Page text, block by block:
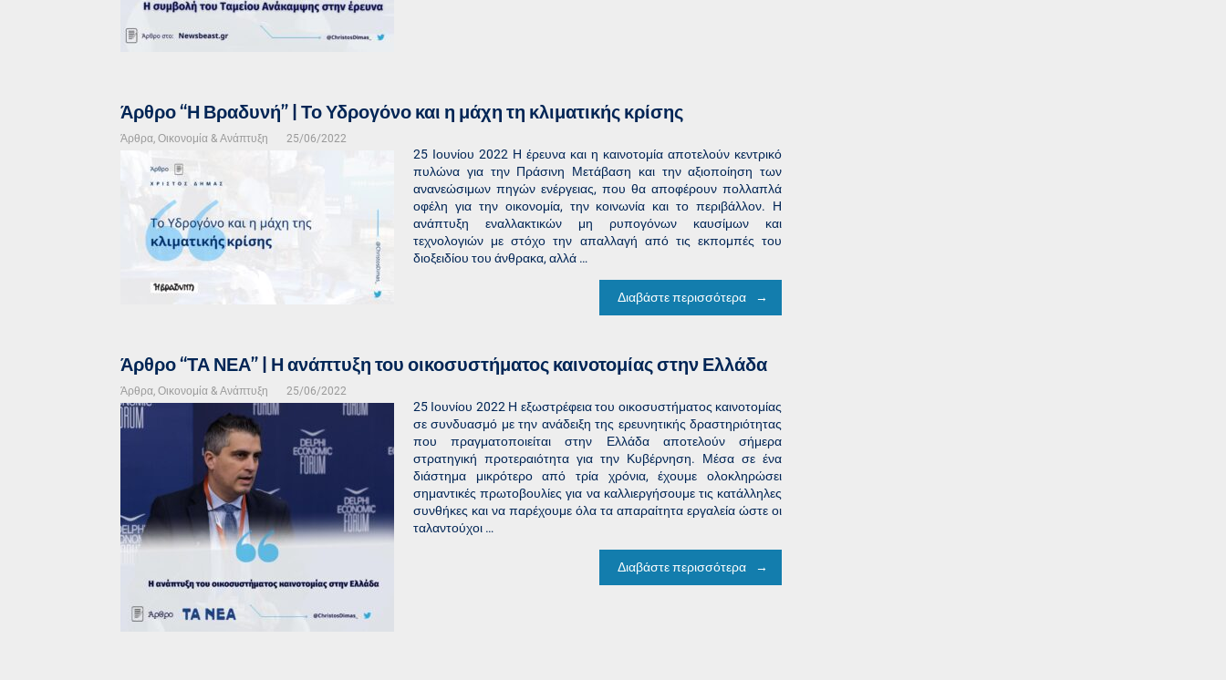
Άρθρο “Η Βραδυνή” | Το Υδρογόνο και η μάχη τη κλιματικής κρίσης
Άρθρα, Οικονομία & Ανάπτυξη 25/06/2022
25 Ιουνίου 2022 Η έρευνα και η καινοτομία αποτελούν κεντρικό
πυλώνα για την Πράσινη Μετάβαση και την αξιοποίηση των
ανανεώσιμων πηγών ενέργειας, που θα αποφέρουν πολλαπλά
οφέλη για την οικονομία, την κοινωνία και το περιβάλλον. Η
ανάπτυξη εναλλακτικών μη ρυπογόνων καυσίμων και
τεχνολογιών με στόχο την απαλλαγή από τις εκπομπές του
διοξειδίου του άνθρακα, αλλά …
Διαβάστε περισσότερα
Άρθρο “ΤΑ ΝΕΑ” | Η ανάπτυξη του οικοσυστήματος καινοτομίας στην Ελλάδα
Άρθρα, Οικονομία & Ανάπτυξη 25/06/2022
25 Ιουνίου 2022 Η εξωστρέφεια του οικοσυστήματος καινοτομίας
σε συνδυασμό με την ανάδειξη της ερευνητικής δραστηριότητας
που πραγματοποιείται στην Ελλάδα αποτελούν σήμερα
στρατηγική προτεραιότητα για την Κυβέρνηση. Μέσα σε ένα
διάστημα μικρότερο από τρία χρόνια, έχουμε ολοκληρώσει
σημαντικές πρωτοβουλίες για να καλλιεργήσουμε τις κατάλληλες
συνθήκες και να παρέχουμε όλα τα απαραίτητα εργαλεία ώστε οι
ταλαντούχοι …
Διαβάστε περισσότερα